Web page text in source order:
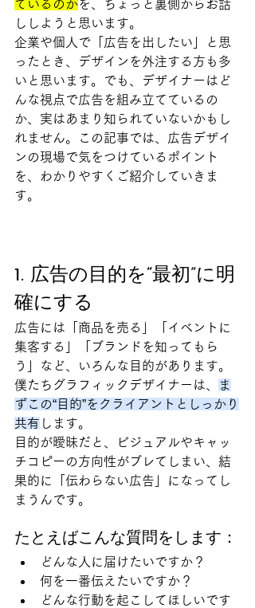
ているのかを、ちょっと裏側からお話
ししようと思います。
企業や個人で「広告を出したい」と思
ったとき、デザインを外注する方も多
いと思います。でも、デザイナーはど
んな視点で広告を組み立てているの
か、実はあまり知られていないかもし
れません。この記事では、広告デザイ
ンの現場で気をつけているポイント
を、わかりやすくご紹介していきま
す。
1. 広告の目的を“最初”に明
確にする
広告には「商品を売る」「イベントに
集客する」「ブランドを知ってもら
う」など、いろんな目的があります。
僕たちグラフィックデザイナーは、
ま
ずこの“目的”をクライアントとしっかり
共有 します。
目的が曖昧だと、ビジュアルやキャッ
チコピーの方向性がブレてしまい、結
果的に「伝わらない広告」になってし
まうんです。
たとえばこんな質問をします：
どんな人に届けたいですか？
何を一番伝えたいですか？
どんな行動を起こしてほしいです